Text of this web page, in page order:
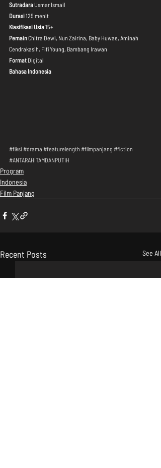
Sutradara Usmar Ismail
Durasi 125 menit
Klasifikasi Usia 15+
Pemain Chitra Dewi, Nun Zairina, Baby Huwae, Aminah
Cendrakasih, Fifi Young, Bambang Irawan
Format Digital
Bahasa Indonesia
#fiksi #drama #featurelength #filmpanjang #fiction
#ANTARAHITAMDANPUTIH
Program
Indonesia
Film Panjang
Recent Posts See All